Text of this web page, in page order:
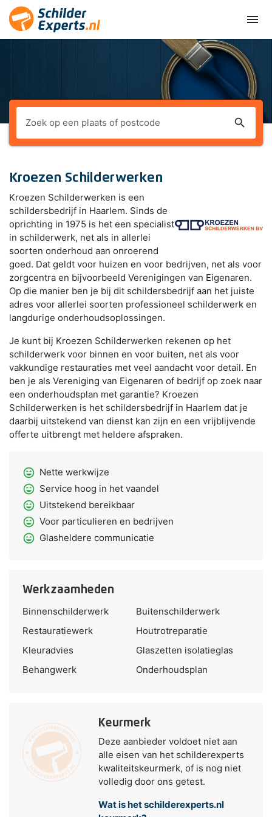
menu
search
Kroezen Schilderwerken
Kroezen Schilderwerken is een
schildersbedrijf in Haarlem. Sinds de
oprichting in 1975 is het een specialist
in schilderwerk, net als in allerlei
soorten onderhoud aan onroerend
goed. Dat geldt voor huizen en voor bedrijven, net als voor
zorgcentra en bijvoorbeeld Verenigingen van Eigenaren.
Op die manier ben je bij dit schildersbedrijf aan het juiste
adres voor allerlei soorten professioneel schilderwerk en
langdurige onderhoudsoplossingen.
Je kunt bij Kroezen Schilderwerken rekenen op het
schilderwerk voor binnen en voor buiten, net als voor
vakkundige restauraties met veel aandacht voor detail. En
ben je als Vereniging van Eigenaren of bedrijf op zoek naar
een onderhoudsplan met garantie? Kroezen
Schilderwerken is het schildersbedrijf in Haarlem dat je
daarbij uitstekend van dienst kan zijn en een vrijblijvende
offerte uitbrengt met heldere afspraken.
sentiment_very_satisfied Nette werkwijze
sentiment_very_satisfied Service hoog in het vaandel
sentiment_very_satisfied Uitstekend bereikbaar
sentiment_very_satisfied Voor particulieren en bedrijven
sentiment_very_satisfied Glasheldere communicatie
Werkzaamheden
Binnenschilderwerk
Buitenschilderwerk
Restauratiewerk
Houtrotreparatie
Kleuradvies
Glaszetten isolatieglas
Behangwerk
Onderhoudsplan
Keurmerk
Deze aanbieder voldoet niet aan
alle eisen van het schilderexperts
kwaliteitskeurmerk, of is nog niet
volledig door ons getest.
Wat is het schilderexperts.nl